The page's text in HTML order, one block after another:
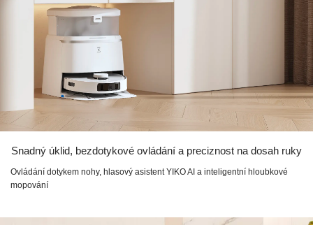
Snadný úklid, bezdotykové ovládání a preciznost na dosah ruky
Ovládání dotykem nohy, hlasový asistent YIKO AI a inteligentní hloubkové
mopování